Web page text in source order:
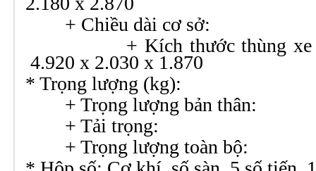
+ Chiều dài cơ
+ Kích thước thùng xe
4.920 x 2.030 x 1.870
* Trọng lượng (kg):
+ Trọng lượng bản
+ Tải
+ Trọng lượng